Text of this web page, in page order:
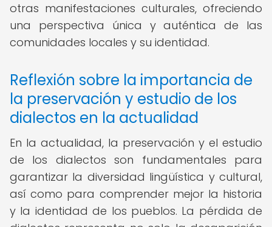
otras manifestaciones culturales, ofreciendo
una perspectiva única y auténtica de las
comunidades locales y su identidad.
Reflexión sobre la importancia de
la preservación y estudio de los
dialectos en la actualidad
En la actualidad, la preservación y el estudio
de los dialectos son fundamentales para
garantizar la diversidad lingüística y cultural,
así como para comprender mejor la historia
y la identidad de los pueblos. La pérdida de